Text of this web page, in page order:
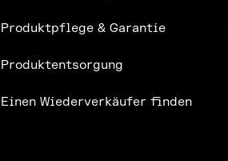
Produktpflege & Garantie
Produktentsorgung
Einen Wiederverkäufer finden